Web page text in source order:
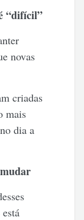
“difícil”
novas
criadas
mais
dia a